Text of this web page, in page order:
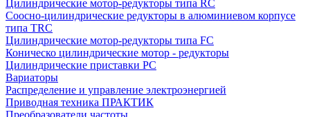
Цилиндрические мотор-редукторы типа RC
Соосно-цилиндрические редукторы в алюминиевом корпусе
типа TRC
Цилиндрические мотор-редукторы типа FC
Коническо цилиндрические мотор - редукторы
Цилиндрические приставки PC
Вариаторы
Распределение и управление электроэнергией
Приводная техника ПРАКТИК
Преобразователи частоты